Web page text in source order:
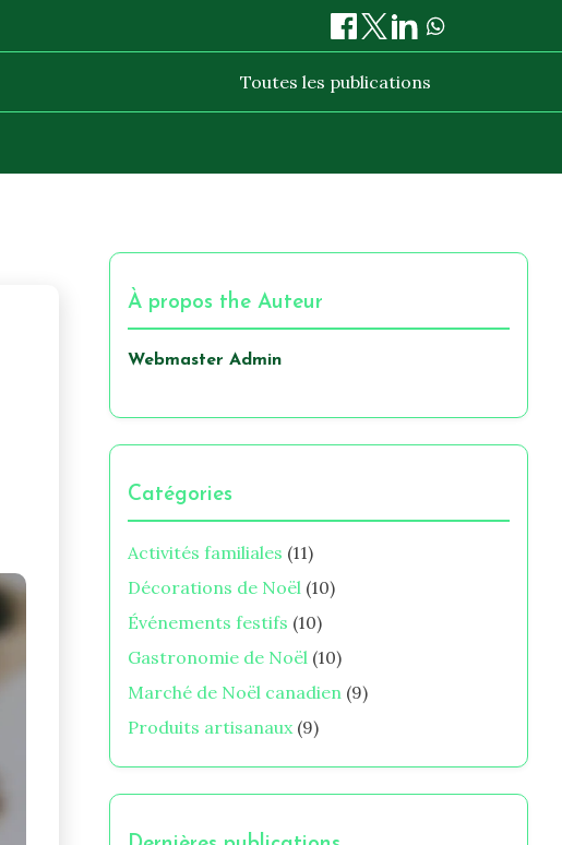
Toutes les publications
À propos the Auteur
Webmaster Admin
Catégories
Activités familiales (11)
Décorations de Noël (10)
Événements festifs (10)
Gastronomie de Noël (10)
Marché de Noël canadien (9)
Produits artisanaux(9)